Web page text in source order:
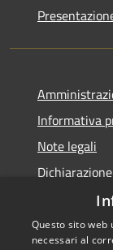
Informativa
Note legali
Questo sito web
necessari al